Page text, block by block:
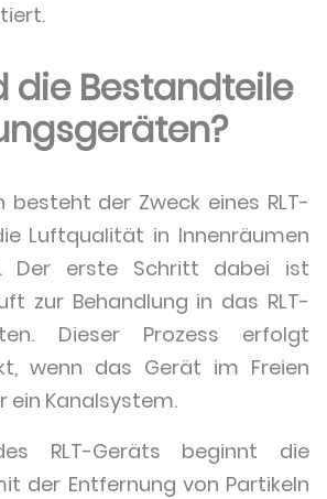
die Bestandteile
besteht der Zweck eines RLT-
Luftqualität in Innenräumen
Der erste Schritt dabei ist
zur Behandlung in das RLT-
Dieser Prozess erfolgt
wenn das Gerät im Freien
ein Kanalsystem.
RLT-Geräts beginnt die
der Entfernung von Partikeln